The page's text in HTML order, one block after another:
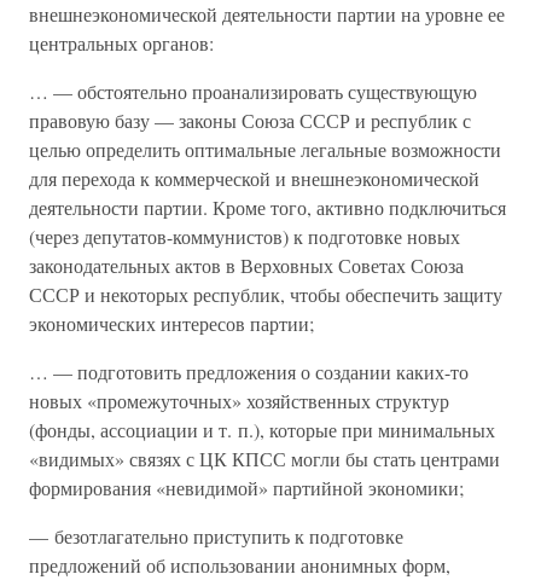
внешнеэкономической деятельности партии на уровне ее
центральных органов:
… — обстоятельно проанализировать существующую
правовую базу — законы Союза СССР и республик с
целью определить оптимальные легальные возможности
для перехода к коммерческой и внешнеэкономической
деятельности партии. Кроме того, активно подключиться
(через депутатов-коммунистов) к подготовке новых
законодательных актов в Верховных Советах Союза
СССР и некоторых республик, чтобы обеспечить защиту
экономических интересов партии;
… — подготовить предложения о создании каких-то
новых «промежуточных» хозяйственных структур
(фонды, ассоциации и т. п.), которые при минимальных
«видимых» связях с ЦК КПСС могли бы стать центрами
формирования «невидимой» партийной экономики;
— безотлагательно приступить к подготовке
предложений об использовании анонимных форм,